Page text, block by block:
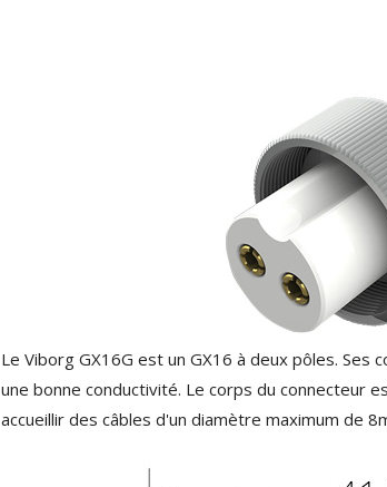
MKSX4 Enceinte Subwoofer...
149,00 €179,90 €
AUDIOPHONICS DA-S250NC
Le Viborg GX16G est un GX16 à deux pôles.
une bonne conductivité. Le corps du connecteur
accueillir des câbles d'un diamètre maximum de